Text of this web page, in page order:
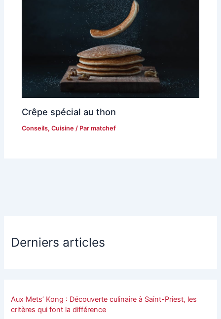
Crêpe spécial au thon
Conseils,Cuisine / Parmatchef
Derniers articles
Aux Mets’ Kong : Découverte culinaire à Saint-Priest, les
critères qui font la différence